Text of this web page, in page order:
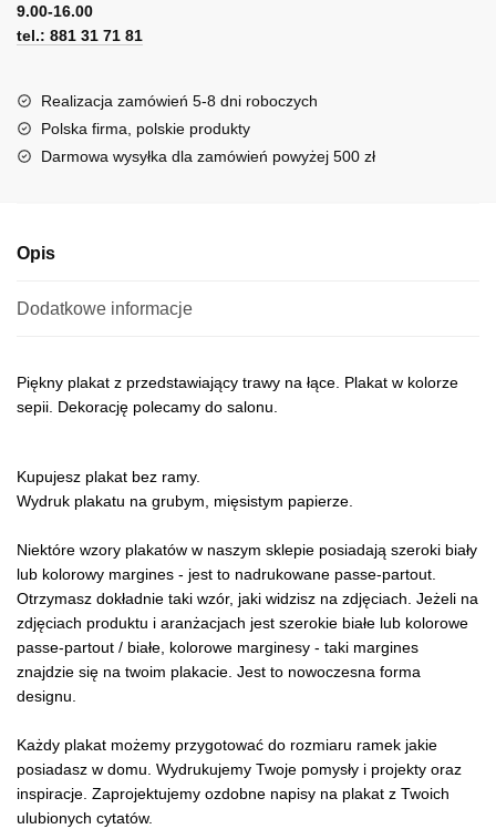
e
r
a
t
i
9.00-16.00
tel.: 881 31 71 81
Realizacja zamówień 5-8 dni roboczych
Polska firma, polskie produkty
Darmowa wysyłka dla zamówień powyżej 500 zł
Opis
Dodatkowe informacje
Piękny plakat z przedstawiający trawy na łące. Plakat w kolorze
sepii. Dekorację polecamy do salonu.
Kupujesz plakat bez ramy.
Wydruk plakatu na grubym, mięsistym papierze.
Niektóre wzory plakatów w naszym sklepie posiadają szeroki biały
lub kolorowy margines - jest to nadrukowane passe-partout.
Otrzymasz dokładnie taki wzór, jaki widzisz na zdjęciach. Jeżeli na
zdjęciach produktu i aranżacjach jest szerokie białe lub kolorowe
passe-partout / białe, kolorowe marginesy - taki margines
znajdzie się na twoim plakacie. Jest to nowoczesna forma
designu.
Każdy plakat możemy przygotować do rozmiaru ramek jakie
posiadasz w domu. Wydrukujemy Twoje pomysły i projekty oraz
inspiracje. Zaprojektujemy ozdobne napisy na plakat z Twoich
ulubionych cytatów.